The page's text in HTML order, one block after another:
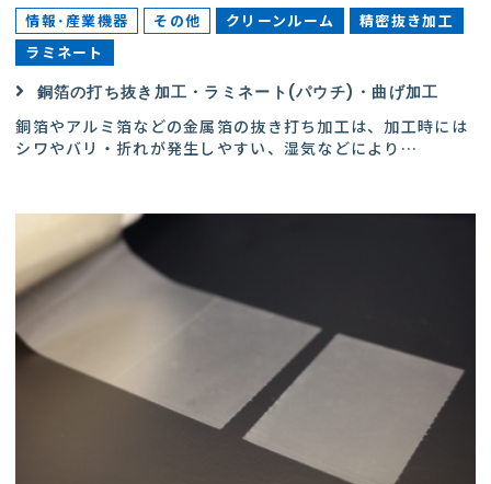
情報･産業機器 その他 クリーンルーム
精密抜き加工
ラミネート
銅箔の打ち抜き加工・ラミネート(パウチ)・曲げ加工
銅箔やアルミ箔などの金属箔の抜き打ち加工は、加工時には
シワやバリ・折れが発生しやすい、湿気などにより …